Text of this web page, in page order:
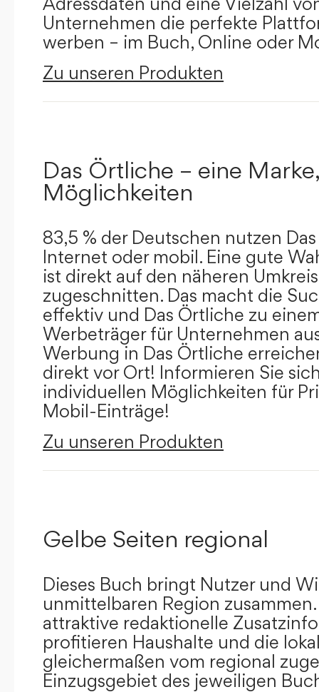
Unternehmen die perfekte
werben – im Buch, Online oder
Zu unseren Produkten
Das Örtliche – eine
Möglichkeiten
83,5 % der Deutschen nutzen
Internet oder mobil. Eine gute
ist direkt auf den näheren
zugeschnitten. Das macht die
effektiv und Das Örtliche zu
Werbeträger für Unternehmen
Werbung in Das Örtliche
direkt vor Ort! Informieren Sie
individuellen Möglichkeiten für
Mobil-Einträge!
Zu unseren Produkten
Gelbe Seiten regional
Dieses Buch bringt Nutzer und
unmittelbaren Region
attraktive redaktionelle
profitieren Haushalte und die
gleichermaßen vom regional
Einzugsgebiet des jeweiligen